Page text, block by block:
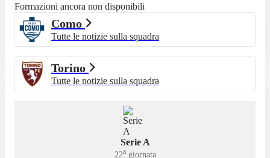
Formazioni ancora non disponibili
Como
Tutte le notizie sulla squadra
Torino
Tutte le notizie sulla squadra
Serie A
22agiornata